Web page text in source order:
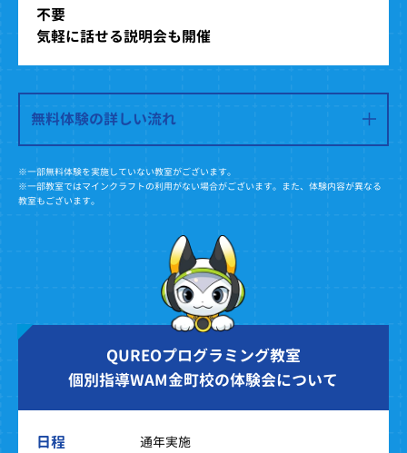
不要
気軽に話せる説明会も開催
無料体験の詳しい流れ
※一部無料体験を実施していない教室がございます。
※一部教室ではマインクラフトの利用がない場合がございます。また、体験内容が異なる
教室もございます。
QUREOプログラミング教室
個別指導WAM金町校の体験会について
日程 通年実施